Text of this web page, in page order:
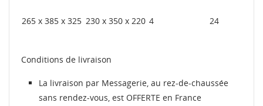
265 x 385 x 325 230 x 350 x 220 4 24
Conditions de livraison
La livraison par Messagerie, au rez-de-chaussée
sans rendez-vous, est OFFERTE en France